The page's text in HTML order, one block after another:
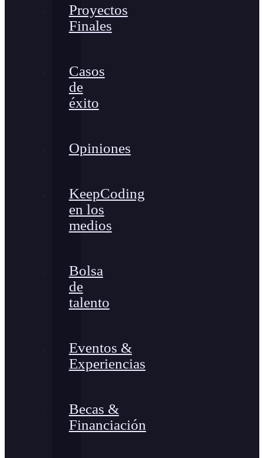
Proyectos
Finales
Casos
de
éxito
Opiniones
KeepCoding
en los
medios
Bolsa
de
talento
Eventos &
Experiencias
Becas &
Financiación